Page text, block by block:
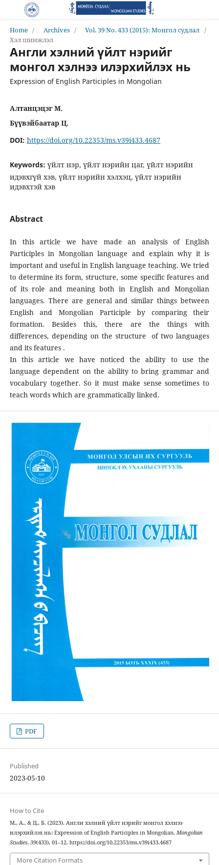
Home / Archives / Vol. 39 No. 433 (2015): Монгол судлал /
Хэл шинжлэл
Англи хэлний үйлт нэрийг
монгол хэлнээ илэрхийлэх нь
Expression of English Participles in Mongolian
Алтанцэцэг М.
Бүүвэйбаатар Ц.
DOI: https://doi.org/10.22353/ms.v39i433.4687
Keywords: үйлт нэр, үйлт нэрийн цаг, үйлт нэрийн
идэвхгүй хэв, үйлт нэрийн хэлхэц, үйлт нэрийн
идэвхтэй хэв
Abstract
In this article we have made an analysis of English
Participles in Mongolian language and explain why it is
important and useful in English language teaching. We tried
to determine its form, structure, some specific features and
of its role and meaning both in English and Mongolian
languages. There are general and similar things between
English and Mongolian Participle by comparing their
formation. Besides this, there are the things with
differences, depending on the structure of two languages
and its features .
In this article we have noticed the ability to use the
language dependent on the ability to bring grammar and
vocabulary together. So it must make sense sometimes to
teach words which are grammatically linked.
PDF
Published
2023-05-10
How to Cite
М., А., & Ц., Б. (2023). Англи хэлний үйлт нэрийг монгол хэлнээ
илэрхийлэх нь: Expression of English Participles in Mongolian. Mongolian
Studies, 39(433), 01–12. https://doi.org/10.22353/ms.v39i433.4687
More Citation Formats